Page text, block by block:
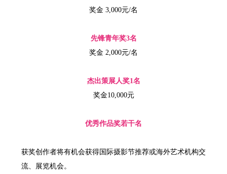
奖金 3,000元/名
先锋青年奖3名
奖金 2,000元/名
杰出策展人奖1名
奖金10,000元
优秀作品奖若干名
获奖创作者将有机会获得国际摄影节推荐或海外艺术机构交
流、展览机会。